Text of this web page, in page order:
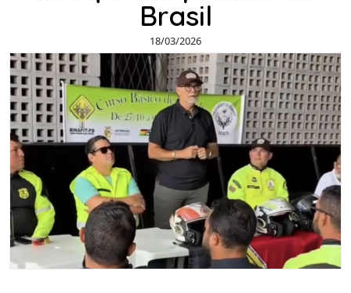
Brasil
18/03/2026